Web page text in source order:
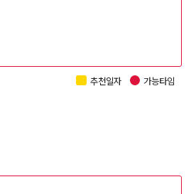
추천일자 가능타임